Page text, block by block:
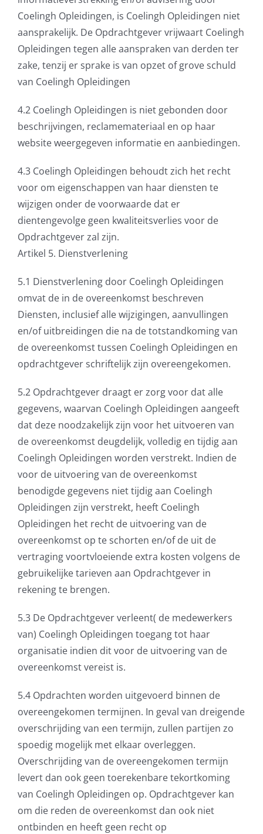
Coelingh Opleidingen, is Coelingh Opleidingen niet
aansprakelijk. De Opdrachtgever vrijwaart Coelingh
Opleidingen tegen alle aanspraken van derden ter
zake, tenzij er sprake is van opzet of grove schuld
van Coelingh Opleidingen
4.2 Coelingh Opleidingen is niet gebonden door
beschrijvingen, reclamemateriaal en op haar
website weergegeven informatie en aanbiedingen.
4.3 Coelingh Opleidingen behoudt zich het recht
voor om eigenschappen van haar diensten te
wijzigen onder de voorwaarde dat er
dientengevolge geen kwaliteitsverlies voor de
Opdrachtgever zal zijn.
Artikel 5. Dienstverlening
5.1 Dienstverlening door Coelingh Opleidingen
omvat de in de overeenkomst beschreven
Diensten, inclusief alle wijzigingen, aanvullingen
en/of uitbreidingen die na de totstandkoming van
de overeenkomst tussen Coelingh Opleidingen en
opdrachtgever schriftelijk zijn overeengekomen.
5.2 Opdrachtgever draagt er zorg voor dat alle
gegevens, waarvan Coelingh Opleidingen aangeeft
dat deze noodzakelijk zijn voor het uitvoeren van
de overeenkomst deugdelijk, volledig en tijdig aan
Coelingh Opleidingen worden verstrekt. Indien de
voor de uitvoering van de overeenkomst
benodigde gegevens niet tijdig aan Coelingh
Opleidingen zijn verstrekt, heeft Coelingh
Opleidingen het recht de uitvoering van de
overeenkomst op te schorten en/of de uit de
vertraging voortvloeiende extra kosten volgens de
gebruikelijke tarieven aan Opdrachtgever in
rekening te brengen.
5.3 De Opdrachtgever verleent( de medewerkers
van) Coelingh Opleidingen toegang tot haar
organisatie indien dit voor de uitvoering van de
overeenkomst vereist is.
5.4 Opdrachten worden uitgevoerd binnen de
overeengekomen termijnen. In geval van dreigende
overschrijding van een termijn, zullen partijen zo
spoedig mogelijk met elkaar overleggen.
Overschrijding van de overeengekomen termijn
levert dan ook geen toerekenbare tekortkoming
van Coelingh Opleidingen op. Opdrachtgever kan
om die reden de overeenkomst dan ook niet
ontbinden en heeft geen recht op